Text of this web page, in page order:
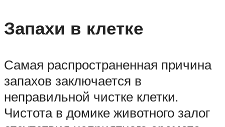
Запахи в клетке
Самая распространенная причина
запахов заключается в
неправильной чистке клетки.
Чистота в домике животного залог